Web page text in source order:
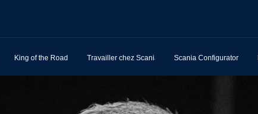
King of the Road Travailler chez Scania Scania Configurator